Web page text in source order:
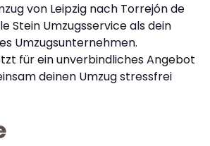
von Leipzig nach Torrejón de
Stein Umzugsservice als dein
Umzugsunternehmen.
für ein unverbindliches Angebot
deinen Umzug stressfrei